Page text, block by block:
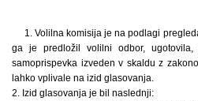
1. Volilna komisija je na podlagi
ga je predložil volilni odbor,
samoprispevka izveden v skaldu z
lahko vplivale na izid glasovanja.
2. Izid glasovanja je bil naslednji: